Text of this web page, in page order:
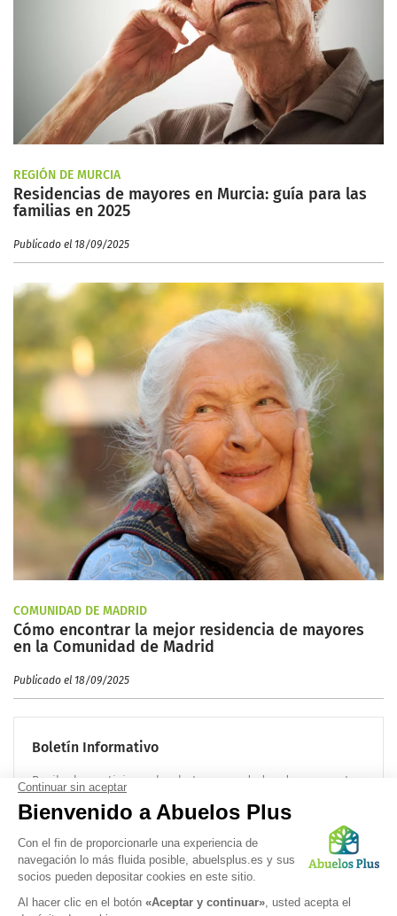
REGIÓN DE MURCIA
Residencias de mayores en Murcia: guía para las
familias en 2025
Publicado el 18/09/2025
COMUNIDAD DE MADRID
Cómo encontrar la mejor residencia de mayores
en la Comunidad de Madrid
Publicado el 18/09/2025
Boletín Informativo
Recibe las noticias sobre la tercera edad cada mes en tu
correo electrónico: